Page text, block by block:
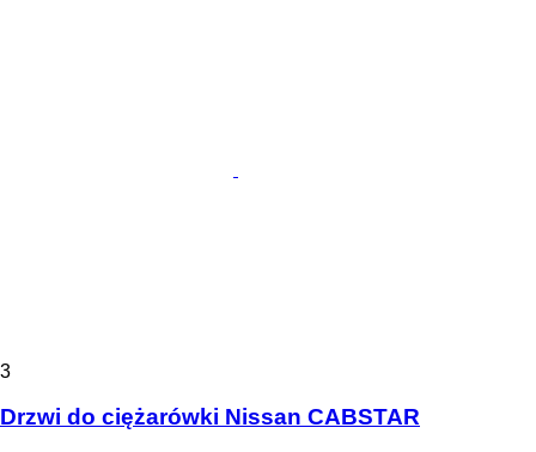
3
Drzwi do ciężarówki Nissan CABSTAR